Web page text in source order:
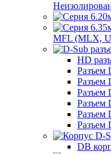
MFL (MLX,
HD
Разъем
Разъем
Разъем
Разъем
Разъем
Разъем
DB